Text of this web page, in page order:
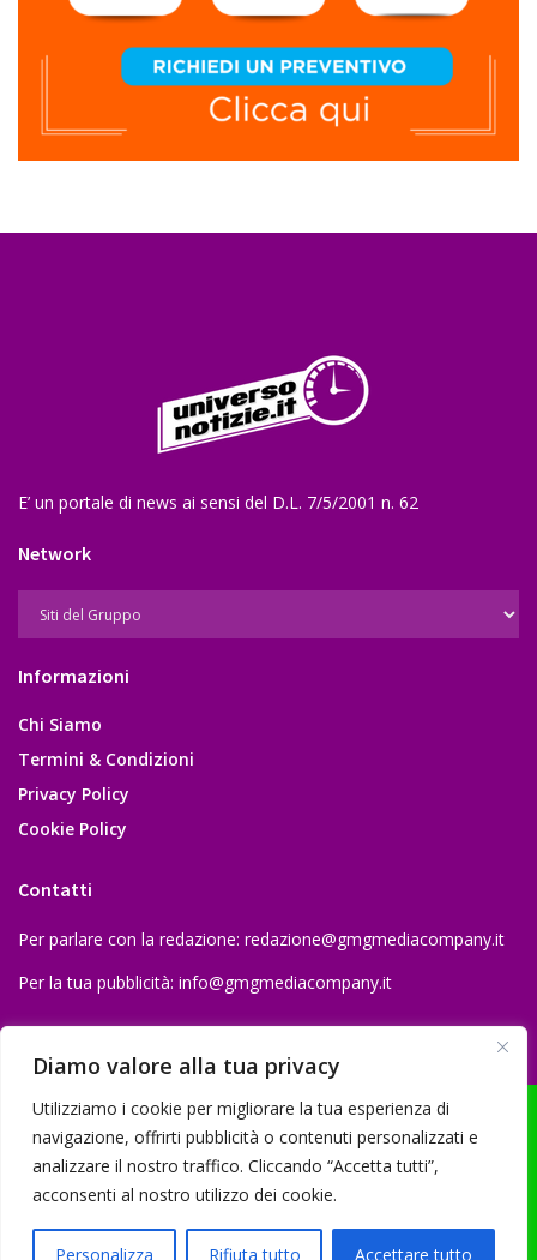
Diamo valore alla tua privacy
Utilizziamo i cookie per migliorare la tua esperienza di
navigazione, offrirti pubblicità o contenuti personalizzati e
analizzare il nostro traffico. Cliccando “Accetta tutti”,
acconsenti al nostro utilizzo dei cookie.
Personalizza Rifiuta tutto Accettare tutto
E’ un portale di news ai sensi del D.L. 7/5/2001 n. 62
Network
Informazioni
Chi Siamo
Termini & Condizioni
Privacy Policy
Cookie Policy
Contatti
Per parlare con la redazione: redazione@gmgmediacompany.it
Per la tua pubblicità: info@gmgmediacompany.it
03234710642 | C.F: MSSGLC89D15L483O | REA: AV - 313130 | Domicilio